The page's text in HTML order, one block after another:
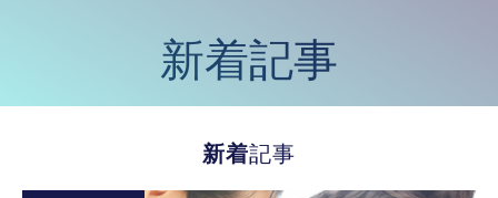
新着記事
新着記事